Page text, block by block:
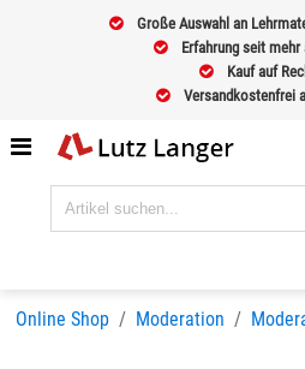
Große Auswahl an
Erfahrung seit mehr
Kauf auf
Versandkostenfrei
Online Shop Moderation